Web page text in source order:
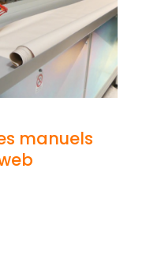
manuels